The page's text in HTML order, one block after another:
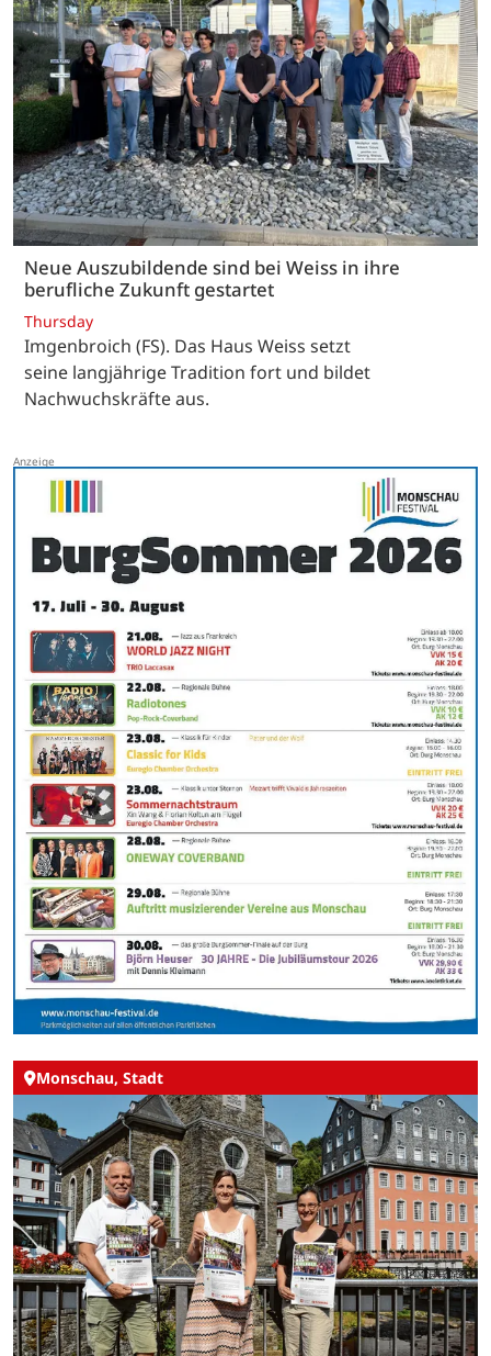
Neue Auszubildende sind bei Weiss in ihre
berufliche Zukunft gestartet
Thursday
Imgenbroich (FS). Das Haus Weiss setzt
seine langjährige Tradition fort und bildet
Nachwuchskräfte aus.
Monschau, Stadt